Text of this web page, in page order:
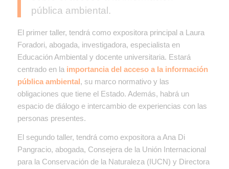
pública ambiental.
El primer taller, tendrá como expositora principal a Laura
Foradori, abogada, investigadora, especialista en
Educación Ambiental y docente universitaria. Estará
centrado en la importancia del acceso a la información
pública ambiental, su marco normativo y las
obligaciones que tiene el Estado. Además, habrá un
espacio de diálogo e intercambio de experiencias con las
personas presentes.
El segundo taller, tendrá como expositora a Ana Di
Pangracio, abogada, Consejera de la Unión Internacional
para la Conservación de la Naturaleza (IUCN) y Directora